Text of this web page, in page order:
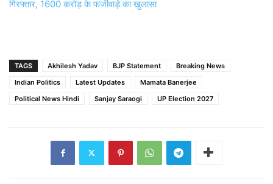
गिरफ्तार, 1600 करोड़ के फर्जीवाड़े का खुलासा
TAGS Akhilesh Yadav BJP Statement
Breaking News
Indian Politics
Latest Updates
Mamata Banerjee
Political News Hindi
Sanjay Saraogi UP Election 2027